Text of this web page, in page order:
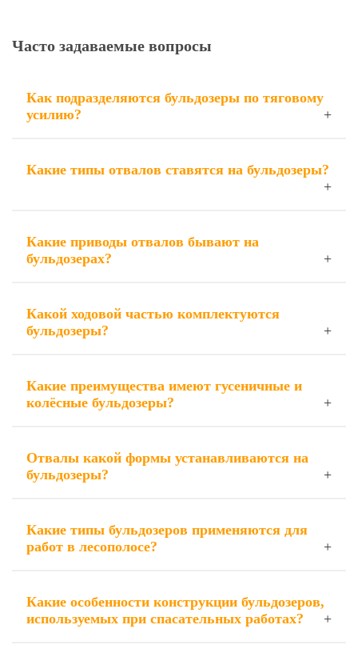
Часто задаваемые вопросы
Как подразделяются бульдозеры по тяговому
усилию?
Какие типы отвалов ставятся на бульдозеры?
Какие приводы отвалов бывают на
бульдозерах?
Какой ходовой частью комплектуются
бульдозеры?
Какие преимущества имеют гусеничные и
колёсные бульдозеры?
Отвалы какой формы устанавливаются на
бульдозеры?
Какие типы бульдозеров применяются для
работ в лесополосе?
Какие особенности конструкции бульдозеров,
используемых при спасательных работах?